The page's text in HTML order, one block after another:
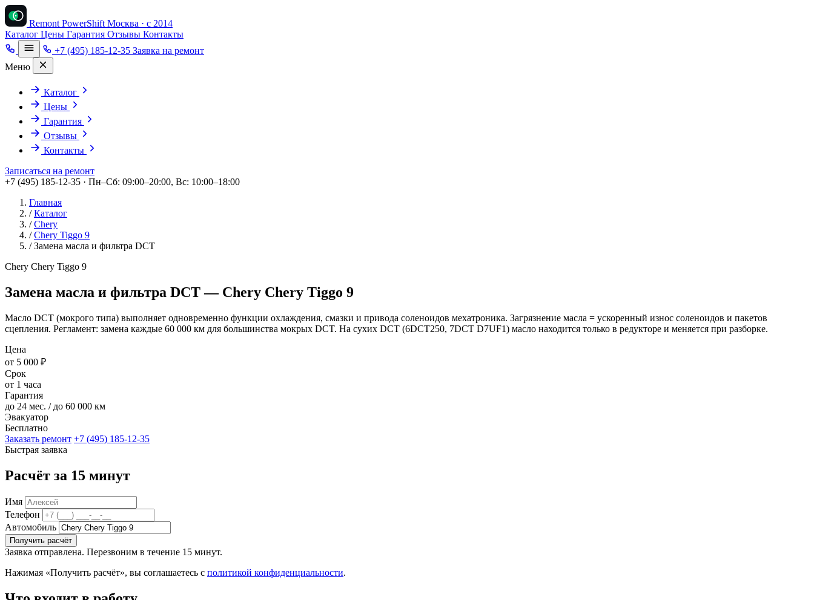
Remont PowerShift Москва · с 2014
Каталог Цены Гарантия Отзывы Контакты
+7 (495) 185-12-35 Заявка на ремонт
Меню
Каталог
Цены
Гарантия
Отзывы
Контакты
Записаться на ремонт
+7 (495) 185-12-35 · Пн–Сб: 09:00–20:00, Вс: 10:00–18:00
Главная
/ Каталог
/ Chery
/ Chery Tiggo 9
/ Замена масла и фильтра DCT
Chery Chery Tiggo 9
Замена масла и фильтра DCT — Chery Chery Tiggo 9
Масло DCT (мокрого типа) выполняет одновременно функции охлаждения, смазки и привода соленоидов мехатроника. Загрязнение масла = ускоренный износ соленоидов и пакетов
сцепления. Регламент: замена каждые 60 000 км для большинства мокрых DCT. На сухих DCT (6DCT250, 7DCT D7UF1) масло находится только в редукторе и меняется при разборке.
Цена
от 5 000 ₽
Срок
от 1 часа
Гарантия
до 24 мес. / до 60 000 км
Эвакуатор
Бесплатно
Заказать ремонт +7 (495) 185-12-35
Быстрая заявка
Расчёт за 15 минут
Имя
Телефон
Автомобиль
Получить расчёт
Заявка отправлена. Перезвоним в течение 15 минут.
Нажимая «Получить расчёт», вы соглашаетесь с политикой конфиденциальности.